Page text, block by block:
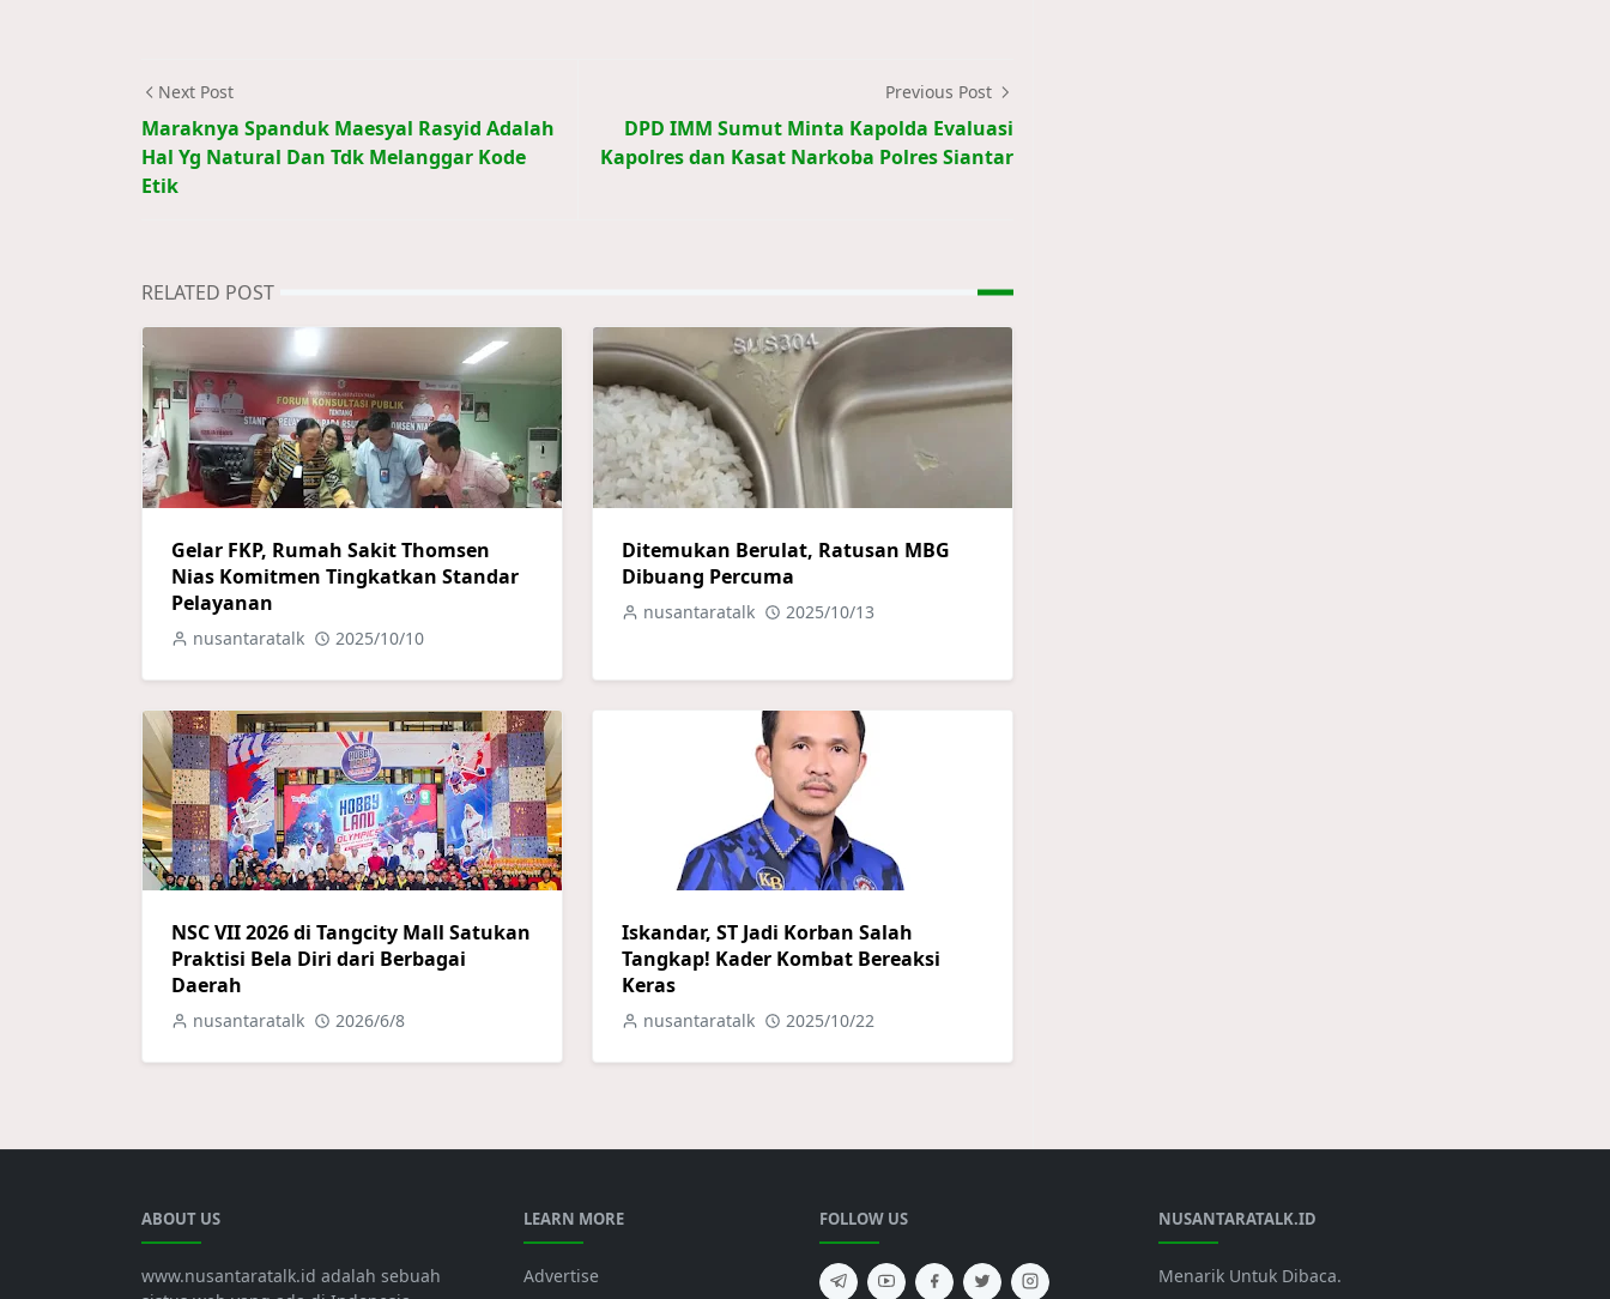
Next Post
Maraknya Spanduk Maesyal Rasyid Adalah
Hal Yg Natural Dan Tdk Melanggar Kode
Etik
Previous Post
DPD IMM Sumut Minta Kapolda Evaluasi
Kapolres dan Kasat Narkoba Polres Siantar
RELATED POST
Gelar FKP, Rumah Sakit Thomsen
Nias Komitmen Tingkatkan Standar
Pelayanan
nusantaratalk 2025/10/10
Ditemukan Berulat, Ratusan MBG
Dibuang Percuma
nusantaratalk 2025/10/13
NSC VII 2026 di Tangcity Mall Satukan
Praktisi Bela Diri dari Berbagai
Daerah
nusantaratalk 2026/6/8
Iskandar, ST Jadi Korban Salah
Tangkap! Kader Kombat Bereaksi
Keras
nusantaratalk 2025/10/22
ABOUT US
www.nusantaratalk.id adalah sebuah
LEARN MORE
Advertise
FOLLOW US NUSANTARATALK.ID
Menarik Untuk Dibaca.